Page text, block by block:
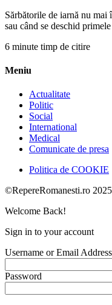
Sărbătorile de iarnă nu mai
sau când se deschid
6 minute timp de citire
Meniu
Actualitate
Politic
Social
International
Medical
Comunicate de presa
Politica de COOKIE
©RepereRomanesti.ro 2025
Welcome Back!
Sign in to your account
Username or Email Address
Password